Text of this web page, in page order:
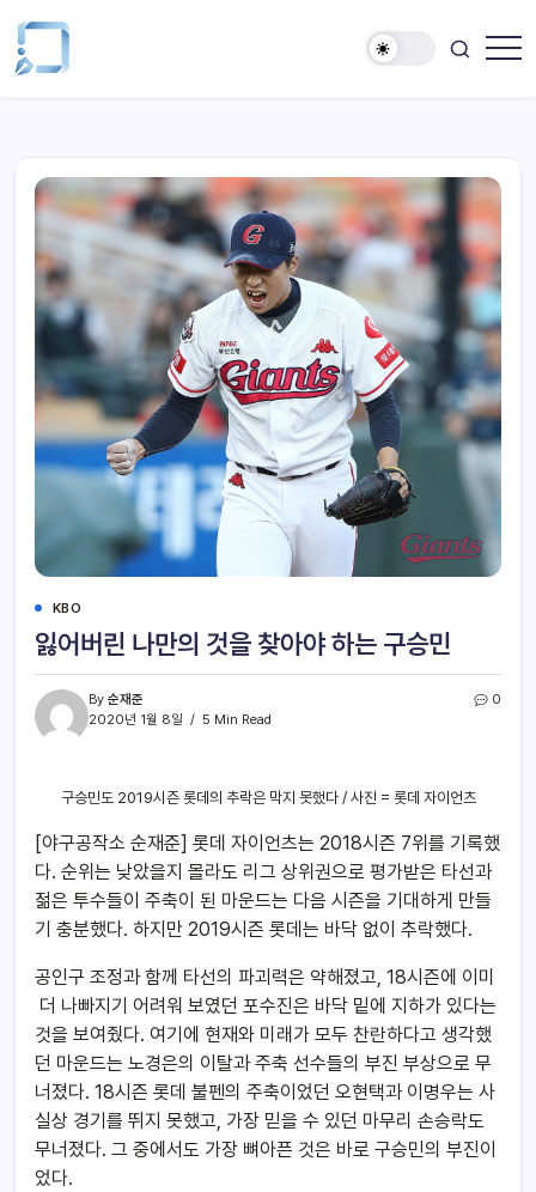
KBO
잃어버린 나만의 것을 찾아야 하는 구승민
By 순재준
2020년 1월 8일
5 Min Read
0
구승민도 2019시즌 롯데의 추락은 막지 못했다 / 사진 = 롯데 자이언츠
[야구공작소 순재준] 롯데 자이언츠는 2018시즌 7위를 기록했
다. 순위는 낮았을지 몰라도 리그 상위권으로 평가받은 타선과
젊은 투수들이 주축이 된 마운드는 다음 시즌을 기대하게 만들
기 충분했다. 하지만 2019시즌 롯데는 바닥 없이 추락했다.
공인구 조정과 함께 타선의 파괴력은 약해졌고, 18시즌에 이미
더 나빠지기 어려워 보였던 포수진은 바닥 밑에 지하가 있다는
것을 보여줬다. 여기에 현재와 미래가 모두 찬란하다고 생각했
던 마운드는 노경은의 이탈과 주축 선수들의 부진 부상으로 무
너졌다. 18시즌 롯데 불펜의 주축이었던 오현택과 이명우는 사
실상 경기를 뛰지 못했고, 가장 믿을 수 있던 마무리 손승락도
무너졌다. 그 중에서도 가장 뼈아픈 것은 바로 구승민의 부진이
었다.